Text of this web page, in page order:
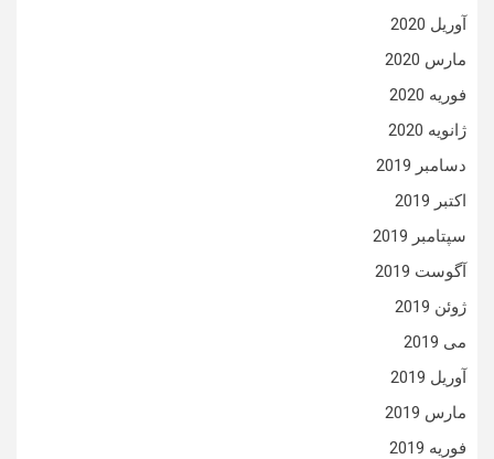
آوریل 2020
مارس 2020
فوریه 2020
ژانویه 2020
دسامبر 2019
اکتبر 2019
سپتامبر 2019
آگوست 2019
ژوئن 2019
می 2019
آوریل 2019
مارس 2019
فوریه 2019